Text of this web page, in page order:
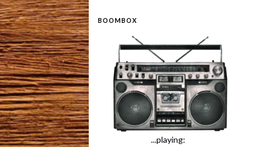
BOOMBOX
...playing: